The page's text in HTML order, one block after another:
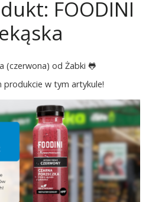
FOODINI
(czerwona) od Żabki 🐸
produkcie w tym artykule!